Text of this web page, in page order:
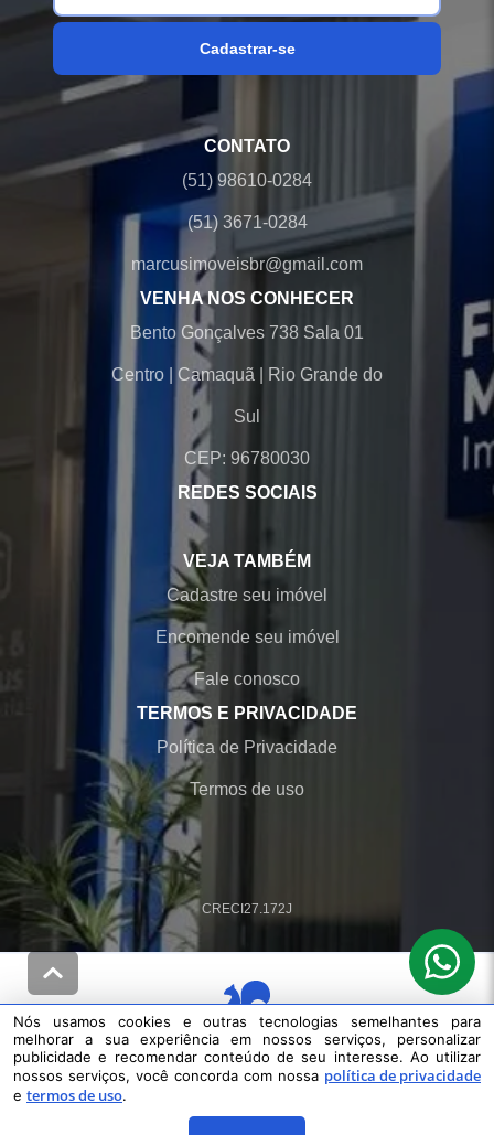
Cadastrar-se
CONTATO
(51) 98610-0284
(51) 3671-0284
marcusimoveisbr@gmail.com
VENHA NOS CONHECER
Bento Gonçalves 738 Sala 01
Centro Camaquã Rio Grande do
Sul
CEP: 96780030
REDES SOCIAIS
VEJA TAMBÉM
Cadastre seu imóvel
Encomende seu imóvel
Fale conosco
TERMOS E PRIVACIDADE
Política de Privacidade
Termos de uso
CRECI 27.172J
© Desenvolvido pelaagil.net
Nós usamos cookies e outras tecnologias semelhantes para melhorar a
sua experiência em nossos serviços, personalizar publicidade e
recomendar conteúdo de seu interesse. Ao utilizar nossos serviços, você
Nós usamos cookies e outras tecnologias semelhantes para
melhorar a sua experiência em nossos serviços, personalizar
publicidade e recomendar conteúdo de seu interesse. Ao utilizar
nossos serviços, você concorda com nossa política de privacidade
e termos de uso.